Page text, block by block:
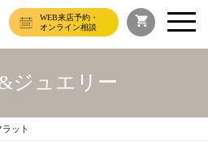
WEB来店予約・
オンライン相談
ジュエリー
ラット